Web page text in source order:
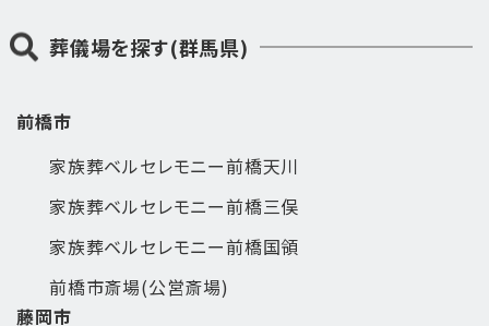
葬儀場を探す(群馬県)
前橋市
家族葬ベルセレモニー前橋天川
家族葬ベルセレモニー前橋三俣
家族葬ベルセレモニー前橋国領
前橋市斎場(公営斎場)
藤岡市